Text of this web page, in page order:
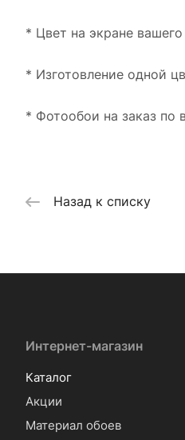
* Цвет на экране
* Изготовление одной
* Фотообои на заказ по
Назад к списку
Интернет-магазин
Каталог
Акции
Материал обоев